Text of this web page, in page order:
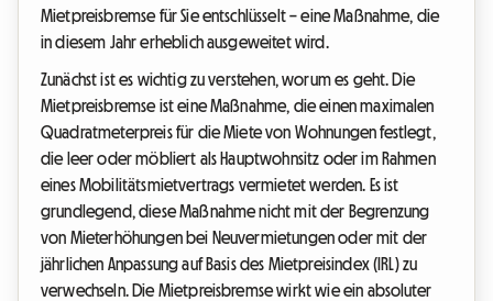
Mietpreisbremse für Sie entschlüsselt – eine Maßnahme, die
in diesem Jahr erheblich ausgeweitet wird.
Zunächst ist es wichtig zu verstehen, worum es geht. Die
Mietpreisbremse ist eine Maßnahme, die einen maximalen
Quadratmeterpreis für die Miete von Wohnungen festlegt,
die leer oder möbliert als Hauptwohnsitz oder im Rahmen
eines Mobilitätsmietvertrags vermietet werden. Es ist
grundlegend, diese Maßnahme nicht mit der Begrenzung
von Mieterhöhungen bei Neuvermietungen oder mit der
jährlichen Anpassung auf Basis des Mietpreisindex (IRL) zu
verwechseln. Die Mietpreisbremse wirkt wie ein absoluter